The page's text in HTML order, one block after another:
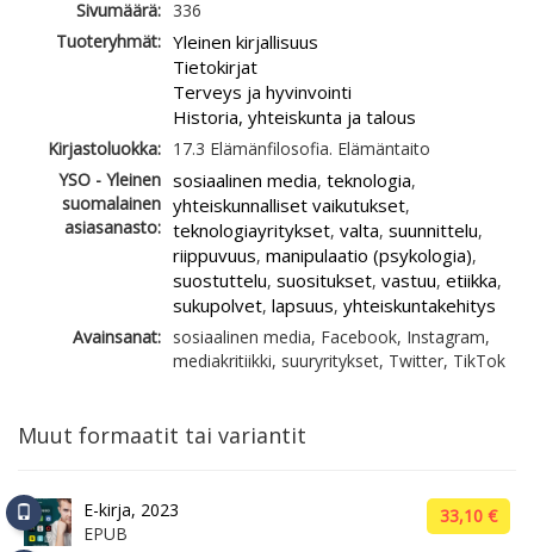
Sivumäärä: 336
Tuoteryhmät: Yleinen kirjallisuus
Tietokirjat
Terveys ja hyvinvointi
Historia, yhteiskunta ja talous
Kirjastoluokka: 17.3 Elämänfilosofia. Elämäntaito
YSO - Yleinen
suomalainen
asiasanasto:
sosiaalinen media, teknologia,
yhteiskunnalliset vaikutukset,
teknologiayritykset, valta, suunnittelu,
riippuvuus, manipulaatio (psykologia),
suostuttelu, suositukset, vastuu, etiikka,
sukupolvet, lapsuus, yhteiskuntakehitys
Avainsanat: sosiaalinen media, Facebook, Instagram,
mediakritiikki, suuryritykset, Twitter, TikTok
Muut formaatit tai variantit
E-kirja, 2023
EPUB
33,10 €